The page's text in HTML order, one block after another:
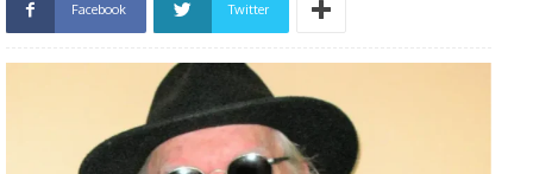
Facebook Twitter